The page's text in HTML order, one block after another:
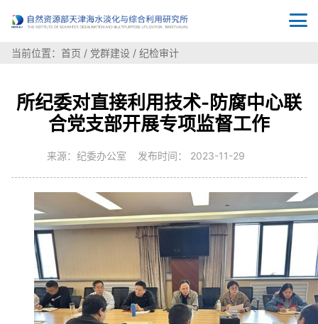
当前位置： 首页 / 党群建设 / 纪检审计
所纪委对直接利用技术-防腐中心联
合党支部开展专项监督工作
来源：纪委办公室 发布时间： 2023-11-29